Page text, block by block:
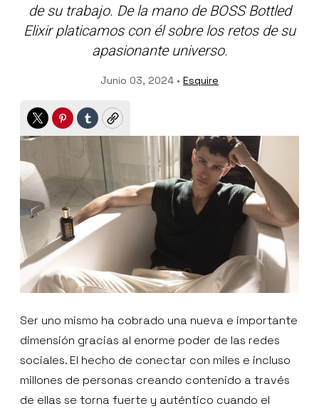
de su trabajo. De la mano de BOSS Bottled
Elixir platicamos con él sobre los retos de su
apasionante universo.
Junio 03, 2024 • Esquire
TwitterPinterest
TumblrCopy
Ser uno mismo ha cobrado una nueva e importante
dimensión gracias al enorme poder de las redes
sociales. El hecho de conectar con miles e incluso
millones de personas creando contenido a través
de ellas se torna fuerte y auténtico cuando el